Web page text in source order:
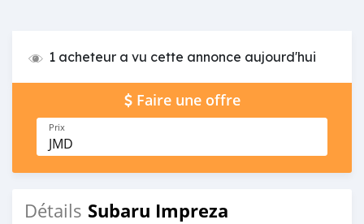
1 acheteur a vu cette annonce aujourd'hui
Faire une offre
Prix
JMD
Détails Subaru Impreza